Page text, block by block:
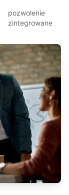
pozwolenie
zintegrowane